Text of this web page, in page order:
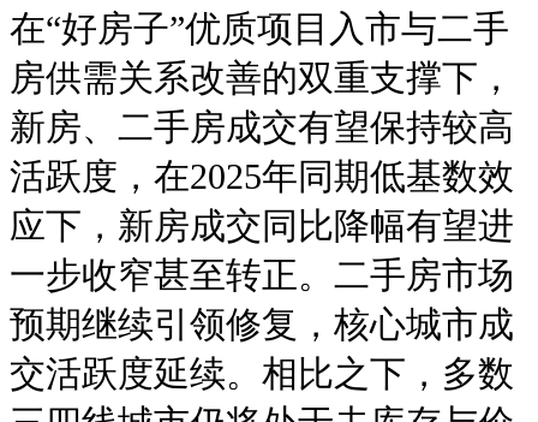
在“好房子”优质项目入市与二手
房供需关系改善的双重支撑下，
新房、二手房成交有望保持较高
活跃度，在2025年同期低基数效
应下，新房成交同比降幅有望进
一步收窄甚至转正。二手房市场
预期继续引领修复，核心城市成
交活跃度延续。相比之下，多数